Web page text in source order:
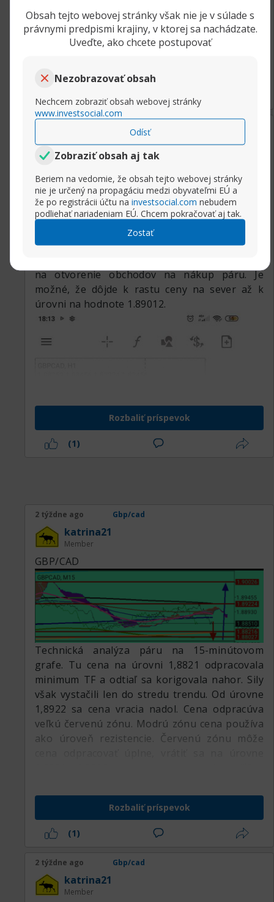
Obsah tejto webovej stránky však nie je v súlade s
právnymi predpismi krajiny, v ktorej sa nachádzate.
Uveďte, ako chcete postupovať
Nezobrazovať obsah
Nechcem zobraziť obsah webovej stránky
www.investsocial.com
Odísť
Zobraziť obsah aj tak
Beriem na vedomie, že obsah tejto webovej stránky
nie je určený na propagáciu medzi obyvateľmi EÚ a
že po registrácii účtu na investsocial.com nebudem
podliehať nariadeniam EÚ. Chcem pokračovať aj tak.
Zostať
páru GBP/CAD dnes budem očakávať
pokračovanie rastu, ktorý začal včera v druhej
polovici obchodného dňa, s cieľmi na najbližšej
2 týždne ago
katrina21
Member
obchodovanie na trhu. Teraz sledujem menový
pár britská libra – kanadský dolár. Cena po
tomto páre совершила pohyb na juh od
úrovne rezistencie. Úroveň na hodnote 1.88074
vystúpila pre pár ako úroveň podpory.
na otvorenie obchodov na nákup páru. Je
možné, že dôjde k rastu ceny na sever až k
úrovni na hodnote 1.89012.
Rozbaliť príspevok
(1)
2 týždne ago Gbp/cad
katrina21
Member
GBP/CAD
Technická analýza páru na 15-minútovom
grafe. Tu cena na úrovni 1,8821 odpracovala
minimum TF a odtiaľ sa korigovala nahor. Sily
však vystačili len do stredu trendu. Od úrovne
1,8922 sa cena vracia nadol. Cena odpracúva
veľkú červenú zónu. Modrú zónu cena používa
ako úroveň rezistencie. Červenú zónu môže
Rozbaliť príspevok
(1)
2 týždne ago Gbp/cad
katrina21
Member